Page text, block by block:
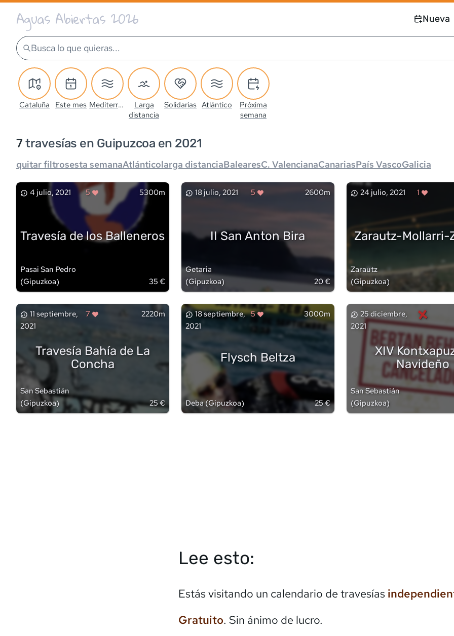
Aguas Abiertas 2026 Nueva
Busca lo que quieras...
Cataluña Este mes Mediterráneo
Larga
distancia
Solidarias Atlántico
Próxima
semana
7 travesías en Guipuzcoa en 2021
quitar filtrosesta semanaAtlánticolarga distanciaBalearesC. ValencianaCanariasPaís VascoGalicia
4 julio, 2021 5 5300m
Travesía de los Balleneros
Pasai San Pedro
(Gipuzkoa) 35 €
18 julio, 2021 5 2600m
II San Anton Bira
Getaria
(Gipuzkoa) 20 €
24 julio, 2021 1
Zarautz-Mollarri-
Zarautz
(Gipuzkoa)
11 septiembre,
2021
7 2220m
Travesía Bahía de La
Concha
San Sebastián
(Gipuzkoa) 25 €
18 septiembre,
2021
5 3000m
Flysch Beltza
Deba (Gipuzkoa) 25 €
25 diciembre,
2021
×
XIV
Navideño
San Sebastián
(Gipuzkoa)
Lee esto:
Estás visitando un calendario de travesías
Gratuito. Sin ánimo de lucro.